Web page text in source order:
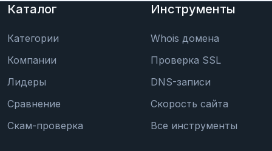
Каталог
Категории
Компании
Лидеры
Сравнение
Скам-проверка
Инструменты
Whois домена
Проверка SSL
DNS-записи
Скорость сайта
Все инструменты